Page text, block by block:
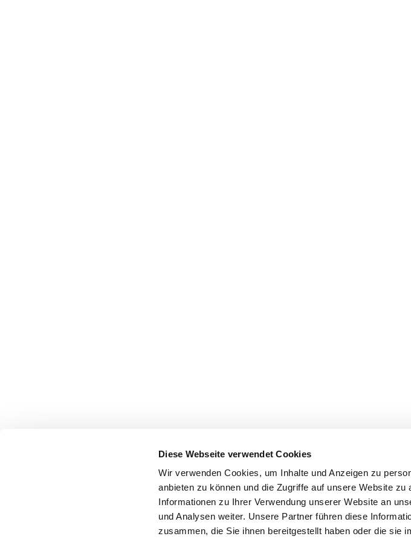
Diese Webseite verwendet Cookies
Wir verwenden Cookies, um Inhalte und Anzeigen zu
anbieten zu können und die Zugriffe auf unsere Website zu
Informationen zu Ihrer Verwendung unserer Website an
und Analysen weiter. Unsere Partner führen diese
zusammen, die Sie ihnen bereitgestellt haben oder die sie